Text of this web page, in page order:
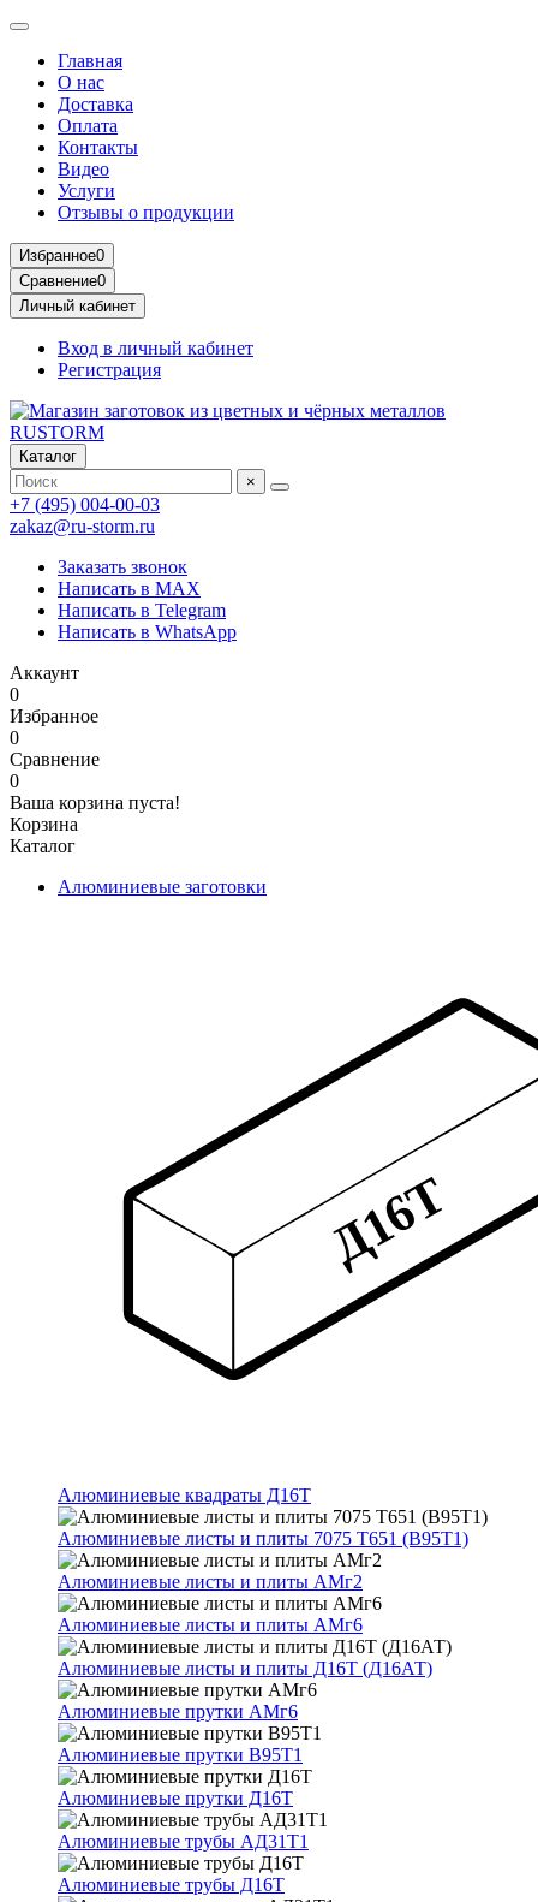
Главная
О нас
Доставка
Оплата
Контакты
Видео
Услуги
Отзывы о продукции
Избранное0
Сравнение0
Личный кабинет
Вход в личный кабинет
Регистрация
Каталог
×
+7 (495) 004-00-03
zakaz@ru-storm.ru
Заказать звонок
Написать в MAX
Написать в Telegram
Написать в WhatsApp
Аккаунт
0
Избранное
0
Сравнение
0
Ваша корзина пуста!
Корзина
Каталог
Алюминиевые заготовки
Алюминиевые квадраты Д16Т
Алюминиевые листы и плиты 7075 Т651 (В95Т1)
Алюминиевые листы и плиты АМг2
Алюминиевые листы и плиты АМг6
Алюминиевые листы и плиты Д16Т (Д16АТ)
Алюминиевые прутки АМг6
Алюминиевые прутки В95Т1
Алюминиевые прутки Д16Т
Алюминиевые трубы АД31Т1
Алюминиевые трубы Д16Т